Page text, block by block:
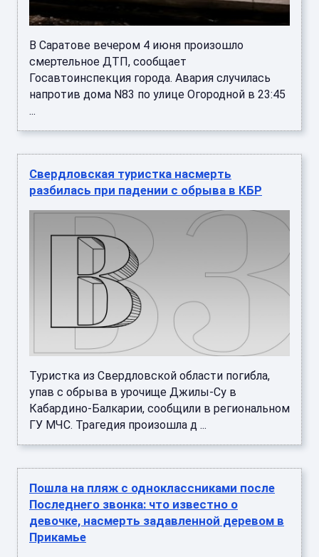
В Саратове вечером 4 июня произошло
смертельное ДТП, сообщает
Госавтоинспекция города. Авария случилась
напротив дома N83 по улице Огородной в 23:45
...
Свердловская туристка насмерть
разбилась при падении с обрыва в КБР
Туристка из Свердловской области погибла,
упав с обрыва в урочище Джилы-Су в
Кабардино-Балкарии, сообщили в региональном
ГУ МЧС. Трагедия произошла д ...
Пошла на пляж с одноклассниками после
Последнего звонка: что известно о
девочке, насмерть задавленной деревом в
Прикамье